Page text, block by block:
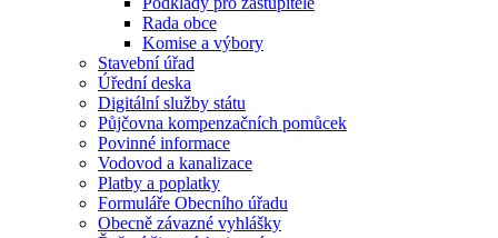
Rada obce
Komise a výbory
Stavební úřad
Úřední deska
Digitální služby státu
Půjčovna kompenzačních pomůcek
Povinné informace
Vodovod a kanalizace
Platby a poplatky
Formuláře Obecního úřadu
Obecně závazné vyhlášky